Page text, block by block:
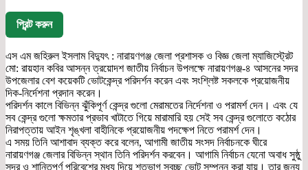
প্রিন্ট করুন
এস এম জহিরুল ইসলাম বিদ্যুৎ : নারায়ণগঞ্জ জেলা প্রশাসক ও বিজ্ঞ জেলা ম্যাজিস্ট্রেট
মো: রায়হান কবির আসন্ন ত্রয়োদশ জাতীয় নির্বাচন উপলক্ষে নারায়ণগঞ্জ-৪ আসনের সদর
উপজেলার বেশ কয়েকটি ভোটকেন্দ্র পরিদর্শন করেন এবং সংশ্লিষ্ট সকলকে প্রয়োজনীয়
দিক-নির্দেশনা প্রদান করেন।
পরিদর্শন কালে বিভিন্ন ঝুঁকিপূর্ণ কেন্দ্র গুলো মেরামতের নির্দেশনা ও পরামর্শ দেন। এবং যে
সব কেন্দ্র গুলো ক্ষমতার প্রভাব খাটাতে গিয়ে মারামারি হয় সেই সব কেন্দ্র গুলোতে কঠোর
নিরাপত্তায় আইন শৃঙ্খলা বাহীনিকে প্রয়োজনীয় পদক্ষেপ নিতে পরামর্শ দেন।
এ সময় তিনি আশাবাদ ব্যক্ত করে বলেন, আগামী জাতীয় সংসদ নির্বাচনকে ঘীরে
নারায়ণগঞ্জ জেলার বিভিন্ন স্থান তিনি পরিদর্শন করবেন। আগামি নির্বাচন যেনো অবাধ সুষ্ঠু
সুন্দর ও শান্তিপূর্ণ পরিবেশের মধ্য দিয়ে শতভাগ স্বচ্ছ ভোট সম্পন্ন করা যায়। তার জন্য